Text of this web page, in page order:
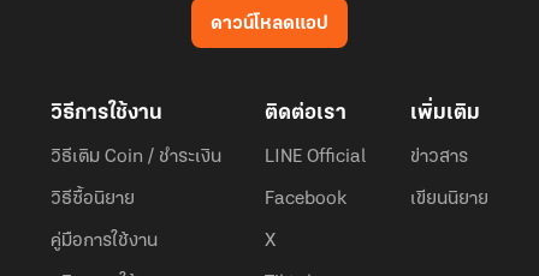
ดาวน์โหลดแอป
วิธีการใช้งาน
วิธีเติม Coin / ชำระเงิน
วิธีซื้อนิยาย
คู่มือการใช้งาน
ติดต่อเรา
LINE Official
Facebook
X
เพิ่มเติม
ข่าวสาร
เขียนนิยาย